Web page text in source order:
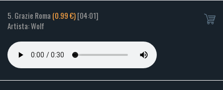
5. Grazie Roma (0.99 €)[04:01]
Artista: Wolf